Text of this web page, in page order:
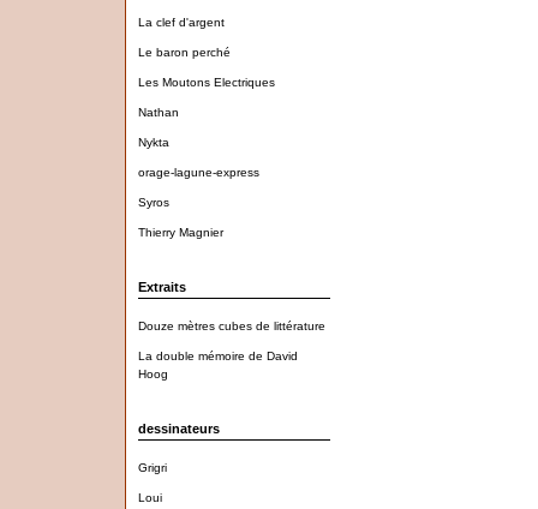
La clef d'argent
Le baron perché
Les Moutons Electriques
Nathan
Nykta
orage-lagune-express
Syros
Thierry Magnier
Extraits
Douze mètres cubes de littérature
La double mémoire de David
Hoog
dessinateurs
Grigri
Loui